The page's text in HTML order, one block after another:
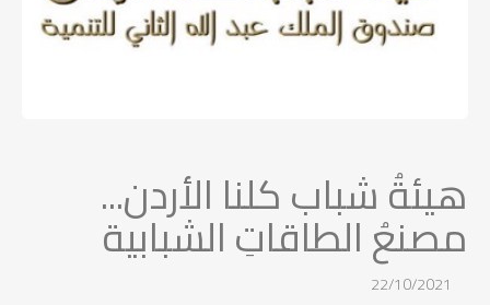
هيئةُ شباب كلنا الأردن...
مصنعُ الطاقاتِ الشبابية
22/10/2021